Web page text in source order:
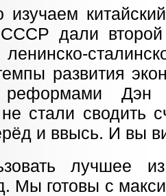
дали второй
развития
реформами
стали сводить
и ввысь. И вы
лучшее
Мы готовы с